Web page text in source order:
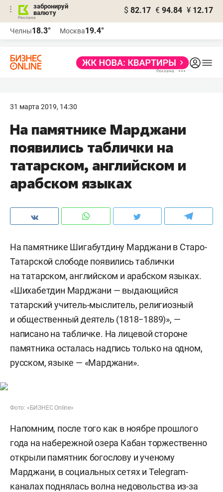
забронируй
валюту
$ 82.17 € 94.84 ¥ 12.17
Челны18.3° Москва19.4°
31 марта 2019, 14:30
На памятнике Марджани
появились таблички на
татарском, английском и
арабском языках
На памятнике Шигабутдину Марджани в Старо-
Татарской слободе появились таблички
на татарском, английском и арабском языках.
«Шихабетдин Марджани — выдающийся
татарский учитель-мыслитель, религиозный
и общественный деятель (1818−1889)», —
написано на табличке. На лицевой стороне
памятника осталась надпись только на одном,
русском, языке — «Марджани».
Фото: «БИЗНЕС Online»
Напомним, после того как в ноябре прошлого
года на набережной озера Кабан торжественно
открыли памятник богослову и ученому
Марджани, в социальных сетях и Telegram-
каналахподнялась волна недовольства из-за